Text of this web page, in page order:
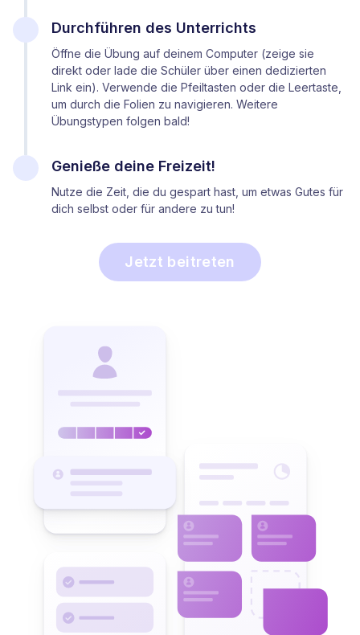
Durchführen des Unterrichts
Öffne die Übung auf deinem Computer (zeige sie
direkt oder lade die Schüler über einen dedizierten
Link ein). Verwende die Pfeiltasten oder die Leertaste,
um durch die Folien zu navigieren. Weitere
Übungstypen folgen bald!
Genieße deine Freizeit!
Nutze die Zeit, die du gespart hast, um etwas Gutes für
dich selbst oder für andere zu tun!
Jetzt beitreten